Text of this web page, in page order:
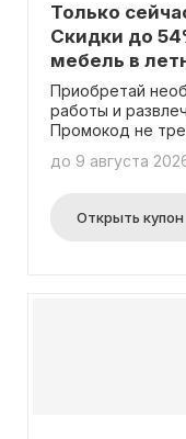
Только
Скидки до
мебель в
Приобретай
работы и
Промокод не
до 9 августа
Открыть купон